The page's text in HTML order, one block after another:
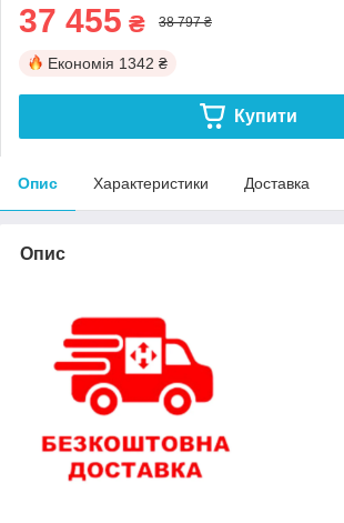
37 455 ₴ 38 797 ₴
Економія 1342 ₴
Купити
Опис Характеристики Доставка
Опис